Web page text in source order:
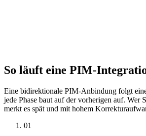
So läuft eine PIM-
Eine bidirektionale PIM-Anbindung folgt
jede Phase baut auf der vorherigen auf. Wer
merkt es spät und mit hohem
01